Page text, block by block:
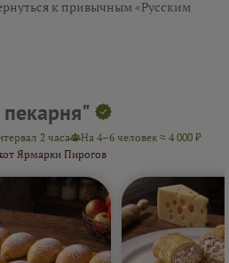
к привычным «Русским
2 часа
На 4–6 человек ≈ 4 000 ₽
от Ярмарки Пирогов